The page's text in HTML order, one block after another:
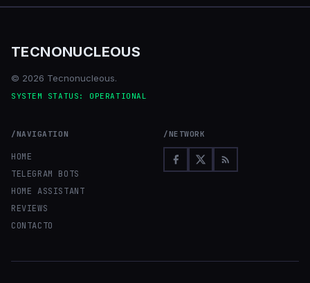
TECNONUCLEOUS
© 2026 Tecnonucleous.
SYSTEM STATUS: OPERATIONAL
/NAVIGATION
HOME
TELEGRAM BOTS
HOME ASSISTANT
REVIEWS
CONTACTO
/NETWORK